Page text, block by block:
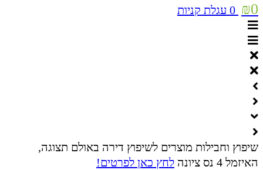
₪0
0 עגלת קניות
שיפוץ וחבילות מוצרים לשיפוץ דירה באולם תצוגה,
האיזמל 4 נס ציונה
לחץ כאן לפרטים!